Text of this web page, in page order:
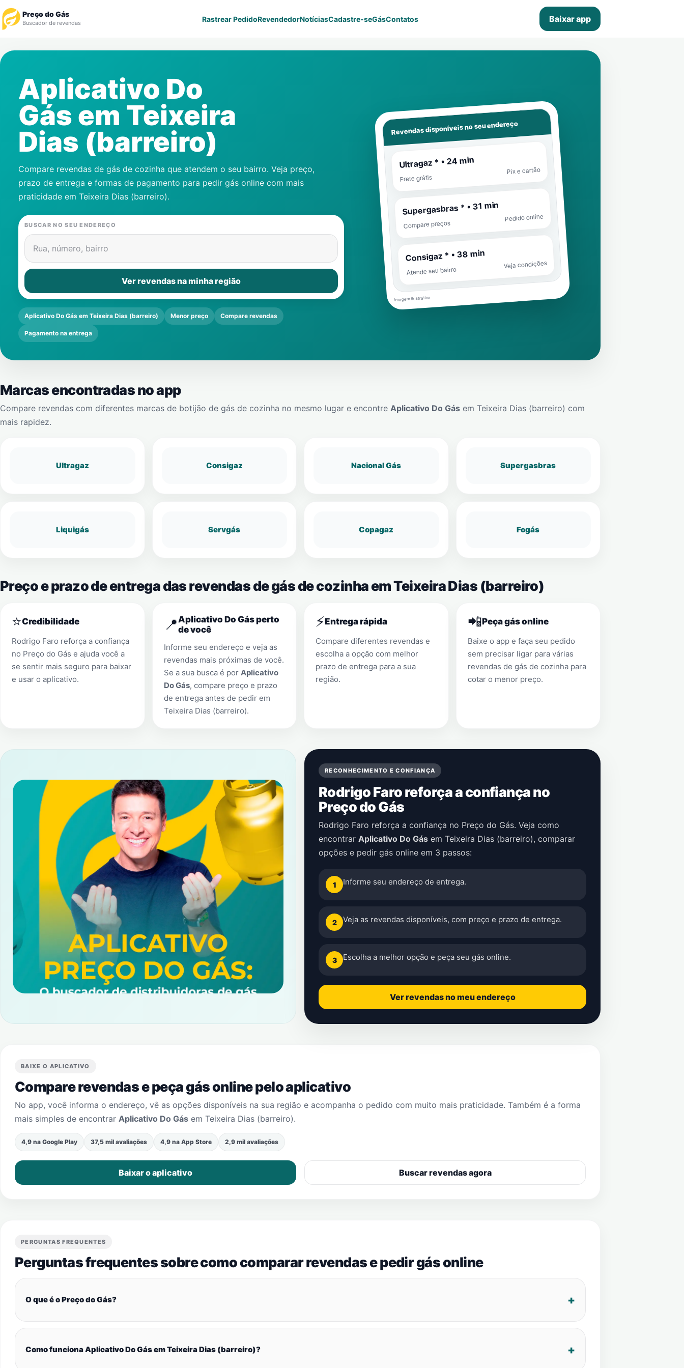
Preço do Gás
Buscador de revendas Rastrear PedidoRevendedorNotíciasCadastre-seGásContatos Baixar app
Revendedor
Notícias
Cadastre-se
Contatos
Aplicativo Do
Gás em Teixeira
Dias (barreiro)
Compare revendas de gás de cozinha que atendem o seu bairro. Veja preço,
prazo de entrega e formas de pagamento para pedir gás online com mais
praticidade em Teixeira Dias (barreiro).
BUSCAR NO SEU ENDEREÇO
Rua, número, bairro
Ver revendas na minha região
Aplicativo Do Gás em Teixeira Dias (barreiro) Menor preço Compare revendas
Pagamento na entrega
Revendas disponíveis no seu endereço
Ultragaz * • 24 min
Frete grátis
Pix e cartão
Supergasbras * • 31 min
Compare preços
Pedido online
Consigaz * • 38 min
Atende seu bairro
Veja condições
Imagem ilustrativa
Marcas encontradas no app
Compare revendas com diferentes marcas de botijão de gás de cozinha no mesmo lugar e encontre Aplicativo Do Gás em Teixeira Dias (barreiro) com
mais rapidez.
Ultragaz Consigaz Nacional Gás Supergasbras
Liquigás Servgás Copagaz Fogás
Preço e prazo de entrega das revendas de gás de cozinha em Teixeira Dias (barreiro)
⭐Credibilidade
Rodrigo Faro reforça a confiança
no Preço do Gás e ajuda você a
se sentir mais seguro para baixar
e usar o aplicativo.
📍Aplicativo Do Gás perto
de você
Informe seu endereço e veja as
revendas mais próximas de você.
Se a sua busca é por Aplicativo
Do Gás, compare preço e prazo
de entrega antes de pedir em
Teixeira Dias (barreiro).
⚡Entrega rápida
Compare diferentes revendas e
escolha a opção com melhor
prazo de entrega para a sua
região.
📲Peça gás online
Baixe o app e faça seu pedido
sem precisar ligar para várias
revendas de gás de cozinha para
cotar o menor preço.
RECONHECIMENTO E CONFIANÇA
Rodrigo Faro reforça a confiança no
Preço do Gás
Rodrigo Faro reforça a confiança no Preço do Gás. Veja como
encontrar Aplicativo Do Gás em Teixeira Dias (barreiro), comparar
opções e pedir gás online em 3 passos:
1 Informe seu endereço de entrega.
2 Veja as revendas disponíveis, com preço e prazo de entrega.
3 Escolha a melhor opção e peça seu gás online.
Ver revendas no meu endereço
BAIXE O APLICATIVO
Compare revendas e peça gás online pelo aplicativo
No app, você informa o endereço, vê as opções disponíveis na sua região e acompanha o pedido com muito mais praticidade. Também é a forma
mais simples de encontrar Aplicativo Do Gás em Teixeira Dias (barreiro).
4,9 na Google Play 37,5 mil avaliações 4,9 na App Store 2,9 mil avaliações
Baixar o aplicativo Buscar revendas agora
PERGUNTAS FREQUENTES
Perguntas frequentes sobre como comparar revendas e pedir gás online
O que é o Preço do Gás?
Como funciona Aplicativo Do Gás em Teixeira Dias (barreiro)?